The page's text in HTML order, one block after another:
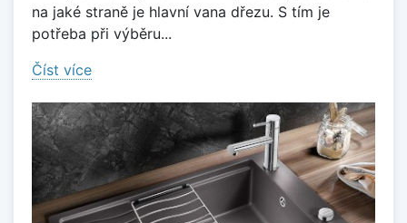
na jaké straně je hlavní vana dřezu. S tím je
potřeba při výběru...
Číst více